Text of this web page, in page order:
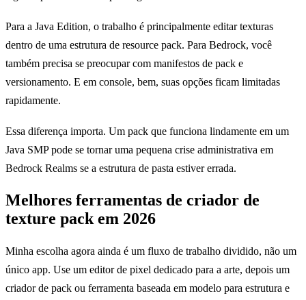
Para a Java Edition, o trabalho é principalmente editar texturas
dentro de uma estrutura de resource pack. Para Bedrock, você
também precisa se preocupar com manifestos de pack e
versionamento. E em console, bem, suas opções ficam limitadas
rapidamente.
Essa diferença importa. Um pack que funciona lindamente em um
Java SMP pode se tornar uma pequena crise administrativa em
Bedrock Realms se a estrutura de pasta estiver errada.
Melhores ferramentas de criador de
texture pack em 2026
Minha escolha agora ainda é um fluxo de trabalho dividido, não um
único app. Use um editor de pixel dedicado para a arte, depois um
criador de pack ou ferramenta baseada em modelo para estrutura e